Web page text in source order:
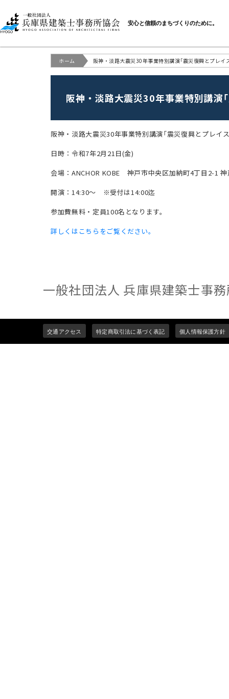
一般社団法人 兵庫県建
安心と信頼のまちづくりのために。
ホーム 阪神・淡路大震災30年事業特別講演「震災復興とプレイ
阪神・淡路大震災30年事業特別講演
阪神・淡路大震災30年事業特別講演「震災復興とプレイ
日時：令和7年2月21日(金)
会場：ANCHOR KOBE 神戸市中央区加納町4丁目2-1
開演：14:30～ ※受付は14:00迄
参加費無料・定員100名となります。
詳しくはこちらをご覧ください。
一般社団法人 兵庫県建築士事
Footer
交通アクセス 特定商取引法に基づく表記 個人情報保護方針